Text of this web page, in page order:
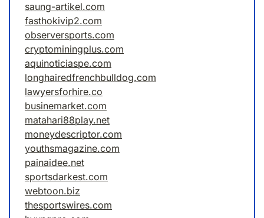
saung-artikel.com
fasthokivip2.com
observersports.com
cryptominingplus.com
aquinoticiaspe.com
longhairedfrenchbulldog.com
lawyersforhire.co
businemarket.com
matahari88play.net
moneydescriptor.com
youthsmagazine.com
painaidee.net
sportsdarkest.com
webtoon.biz
thesportswires.com